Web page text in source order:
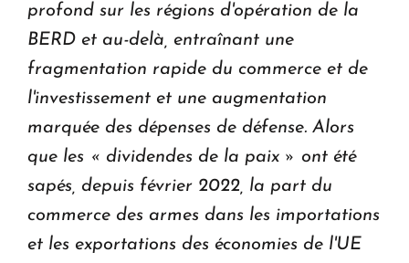
profond sur les régions d'opération de la
BERD et au-delà, entraînant une
fragmentation rapide du commerce et de
l'investissement et une augmentation
marquée des dépenses de défense. Alors
que les « dividendes de la paix » ont été
sapés, depuis février 2022, la part du
commerce des armes dans les importations
et les exportations des économies de l'UE